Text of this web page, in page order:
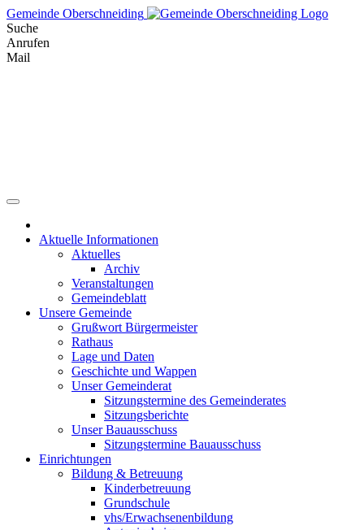
Skip
to
content
Gemeinde Oberschneiding
Suche
Anrufen
Mail
Aktuelle Informationen
Aktuelles
Archiv
Veranstaltungen
Gemeindeblatt
Unsere Gemeinde
Grußwort Bürgermeister
Rathaus
Lage und Daten
Geschichte und Wappen
Unser Gemeinderat
Sitzungstermine des Gemeinderates
Sitzungsberichte
Unser Bauausschuss
Sitzungstermine Bauausschuss
Einrichtungen
Bildung & Betreuung
Kinderbetreuung
Grundschule
vhs/Erwachsenenbildung